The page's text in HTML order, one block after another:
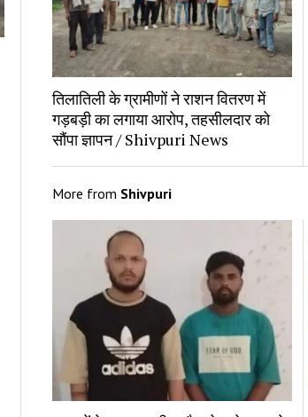
तिलातिली के ग्रामीणों ने राशन वितरण में
गड़बड़ी का लगाया आरोप, तहसीलदार को
सौंपा ज्ञापन / Shivpuri News
More from Shivpuri